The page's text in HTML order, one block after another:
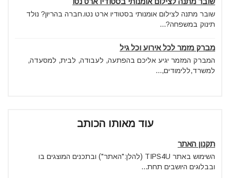
שובר מתנה לצילום אומנותי בסטודיו ארט נטו.חברה בהריון? נולד
תינוק במשפחה?...
מברק מזמר לכל אירוע וכל גיל
המברק המזמר יגיע אליכם בהפתעה, לעבודה, לבית, למסעדה,
למשרד,ללימודים,...
עוד מאותו הכותב
תקנון האתר
השימוש באתר TIPS4U (להלן:"האתר") ובתכנים המוצגים בו
ובבלוגים היושבים תחת...